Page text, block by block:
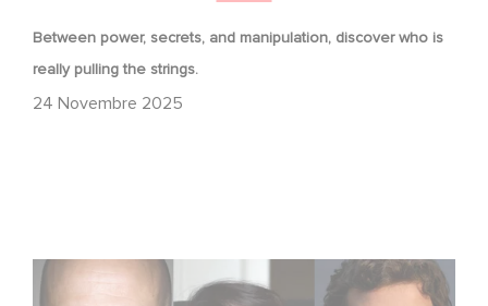
Between power, secrets, and manipulation, discover who is
really pulling the strings.
24 Novembre 2025
Le riprese di Masterplan sono ufficialmente iniziate in